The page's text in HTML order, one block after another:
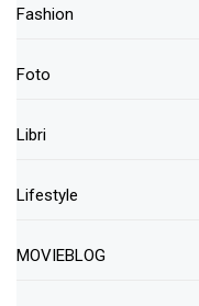
Fashion
Foto
Libri
Lifestyle
MOVIEBLOG